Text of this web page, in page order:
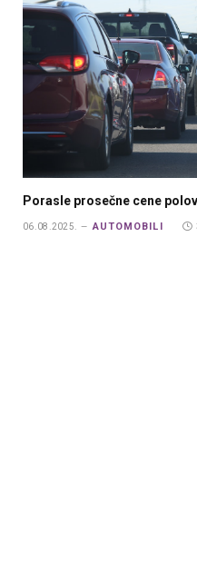
Porasle prosečne cene
06.08.2025. AUTOMOBILI